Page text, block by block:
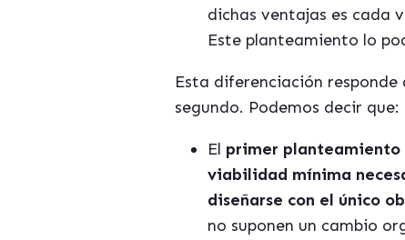
dichas ventajas es cada
Este planteamiento lo
Esta diferenciación
segundo. Podemos decir que:
El primer planteamiento
viabilidad mínima
diseñarse con el único
no suponen un cambio